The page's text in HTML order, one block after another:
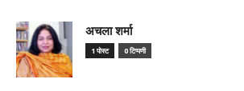
अचला शर्मा
1 पोस्ट 0 टिप्पणी